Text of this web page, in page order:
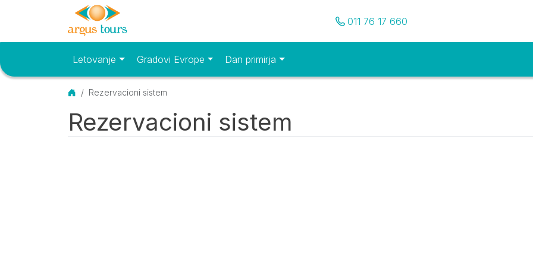
Pozovite nas
011 76 17 660
Osnovni meniLetovanje Gradovi Evrope Dan primirja
Početna
Rezervacioni sistem
Rezervacioni sistem